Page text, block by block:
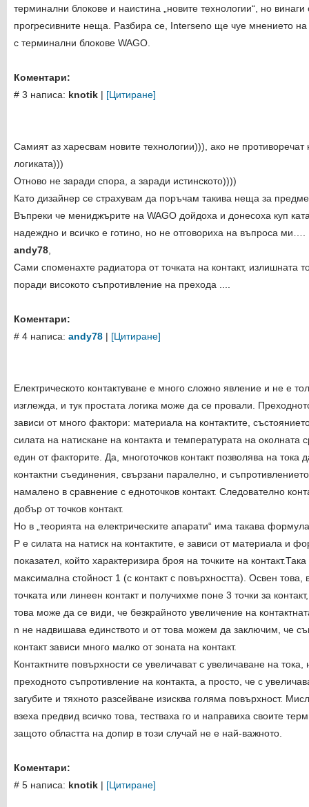
терминални блокове и наистина „новите технологии“, но
прогресивните неща. Разбира се, Interseno ще чуе мнението на
с терминални блокове WAGO.
Коментари:
# 3 написа: knotik | [Цитиране]
Самият аз харесвам новите технологии))), ако не противоречат
логиката)))
Отново не заради спора, а заради истинското))))
Като дизайнер се страхувам да поръчам такива неща за
Въпреки че мениджърите на WAGO дойдоха и донесоха куп
надеждно и всичко е готино, но не отговориха на въпроса ми….
andy78
Сами споменахте радиатора от точката на контакт, излишната
поради високото съпротивление на прехода ....
Коментари:
# 4 написа: andy78 | [Цитиране]
Електрическото контактуване е много сложно явление и не е
изглежда, и тук простата логика може да се провали.
зависи от много фактори: материала на контактите,
силата на натискане на контакта и температурата на
един от факторите. Да, многоточков контакт позволява на тока
контактни съединения, свързани паралелно, и
намалено в сравнение с едноточков контакт. Следователно
добър от точков контакт.
Но в „теорията на електрическите апарати“ има такава
P е силата на натиск на контактите, e зависи от материала и
показател, който характеризира броя на точките на
максимална стойност 1 (с контакт с повърхността). Освен
точката или линеен контакт и получихме поне 3 точки за
това може да се види, че безкрайното увеличение на
n не надвишава единството и от това можем да заключим, че
контакт зависи много малко от зоната на контакт.
Контактните повърхности се увеличават с увеличаване на
преходното съпротивление на контакта, а просто, че с
загубите и тяхното разсейване изисква голяма повърхност.
взеха предвид всичко това, тестваха го и направиха своите
защото областта на допир в този случай не е най-важното.
Коментари:
# 5 написа: knotik | [Цитиране]